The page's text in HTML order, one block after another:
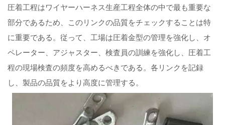
圧着工程はワイヤーハーネス生産工程全体の中で最も重要な
部分であるため、このリンクの品質をチェックすることは特
に重要である。従って、工場は圧着金型の管理を強化し、オ
ペレーター、アジャスター、検査員の訓練を強化し、圧着工
程の現場検査の頻度を高めるべきである。各リンクを記録
し、製品の品質をより高度に管理する。